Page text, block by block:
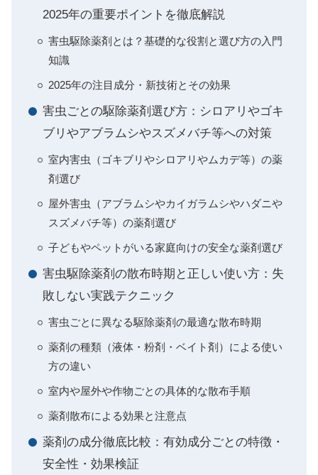
2025年の重要ポイントを徹底解説
害虫駆除薬剤とは？基礎的な役割と選び方の入門
知識
2025年の注目成分・新技術とその効果
害虫ごとの駆除薬剤選び方：シロアリやゴキ
ブリやアブラムシやスズメバチ等への対策
室内害虫（ゴキブリやシロアリやムカデ等）の薬
剤選び
屋外害虫（アブラムシやカイガラムシやハダニや
スズメバチ等）の薬剤選び
子どもやペットがいる家庭向けの安全な薬剤選び
害虫駆除薬剤の散布時期と正しい使い方：失
敗しない実践テクニック
害虫ごとに異なる駆除薬剤の最適な散布時期
薬剤の種類（液体・粉剤・ベイト剤）による使い
方の違い
室内や屋外や作物ごとの具体的な散布手順
薬剤散布による効果と注意点
薬剤の成分徹底比較：有効成分ごとの特徴・
安全性・効果検証